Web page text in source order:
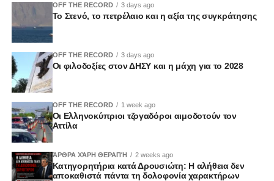
OFF THE RECORD 3 days ago
Το Στενό, το πετρέλαιο και η αξία της συγκράτησης
OFF THE RECORD 3 days ago
Οι φιλοδοξίες στον ΔΗΣΥ και η μάχη για το 2028
OFF THE RECORD 1 week ago
Οι Ελληνοκύπριοι τζογαδόροι αιμοδοτούν τον
Αττίλα
ΆΡΘΡΑ ΧΆΡΗ ΘΕΡΑΠΉ 2 weeks ago
Κατηγορητήρια κατά Δρουσιώτη: Η αλήθεια δεν
αποκαθιστά πάντα τη δολοφονία χαρακτήρων